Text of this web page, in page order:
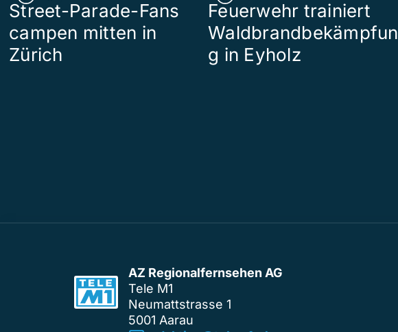
Street-Parade-Fans
campen mitten in
Zürich
Feuerwehr trainiert
Waldbrandbekämpfun
g in Eyholz
AZ Regionalfernsehen AG
Tele M1
Neumattstrasse 1
5001 Aarau